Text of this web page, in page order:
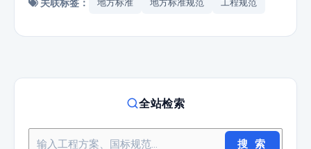
关联标签： 地方标准 地方标准规范 工程规范
全站检索
搜 索